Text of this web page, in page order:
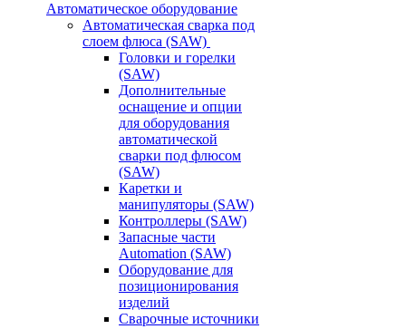
Автоматическое оборудование
Автоматическая сварка под
слоем флюса (SAW)
Головки и горелки
(SAW)
Дополнительные
оснащение и опции
для оборудования
автоматической
сварки под флюсом
(SAW)
Каретки и
манипуляторы (SAW)
Контроллеры (SAW)
Запасные части
Automation (SAW)
Оборудование для
позиционирования
изделий
Сварочные источники